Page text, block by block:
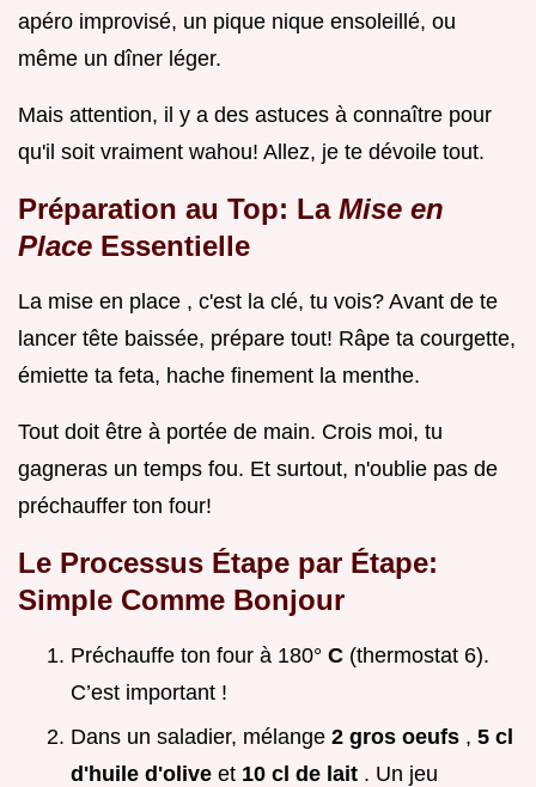
apéro improvisé, un pique nique ensoleillé, ou
même un dîner léger.
Mais attention, il y a des astuces à connaître pour
qu'il soit vraiment wahou! Allez, je te dévoile tout.
Préparation au Top: La Mise en
Place Essentielle
La mise en place , c'est la clé, tu vois? Avant de te
lancer tête baissée, prépare tout! Râpe ta courgette,
émiette ta feta, hache finement la menthe.
Tout doit être à portée de main. Crois moi, tu
gagneras un temps fou. Et surtout, n'oublie pas de
préchauffer ton four!
Le Processus Étape par Étape:
Simple Comme Bonjour
Préchauffe ton four à 180° C (thermostat 6).
C’est important !
Dans un saladier, mélange 2 gros oeufs , 5 cl
d'huile d'olive et 10 cl de lait . Un jeu